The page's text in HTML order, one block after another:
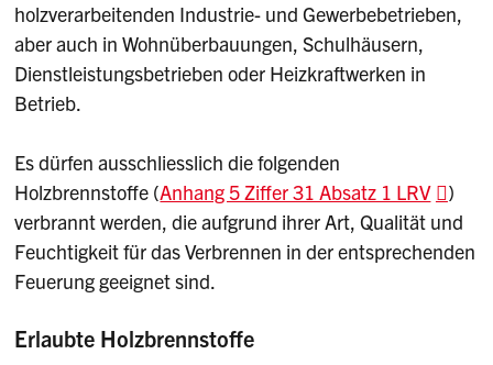
holzverarbeitenden Industrie- und Gewerbebetrieben,
aber auch in Wohnüberbauungen, Schulhäusern,
Dienstleistungsbetrieben oder Heizkraftwerken in
Betrieb.
Es dürfen ausschliesslich die folgenden
Holzbrennstoffe (Anhang 5 Ziffer 31 Absatz 1 LRV
)
verbrannt werden, die aufgrund ihrer Art, Qualität und
Feuchtigkeit für das Verbrennen in der entsprechenden
Feuerung geeignet sind.
Erlaubte Holzbrennstoffe